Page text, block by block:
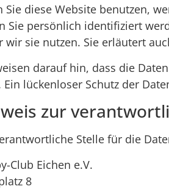
Sie diese Website benutzen,
Sie persönlich identifiziert
wir sie nutzen. Sie erläutert
darauf hin, dass die
Ein lückenloser Schutz der
zur
Stelle für die
Club Eichen e.V.
8